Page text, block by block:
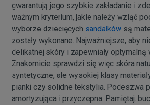
gwarantują jego szybkie zakładanie i
ważnym kryterium, jakie należy wziąć
wyborze dziecięcych sandałków są
zostały wykonane. Najważniejsze, aby
delikatnej skóry i zapewniały optymalną
Znakomicie sprawdzi się więc skóra
syntetyczne, ale wysokiej klasy
pianki czy solidne tekstylia. Podeszwa
amortyzująca i przyczepna. Pamiętaj,